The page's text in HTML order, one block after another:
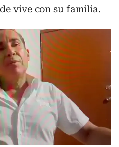
vive con su familia.